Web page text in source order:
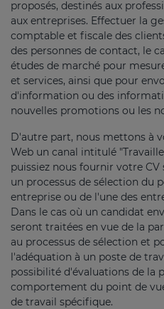
proposés, destinés aux
aux entreprises. Effectuer la
comptable et fiscale des
des personnes de contact, le
études de marché pour
et services, ainsi que pour
d'information ou des
nouvelles promotions ou les
D'autre part, nous mettons à
Web un canal intitulé
puissiez nous fournir votre
un processus de sélection du
entreprise ou de l'une des
Dans le cas où un candidat
seront traitées en vue de la
au processus de sélection et
l'adéquation à un poste de
possibilité d'évaluations de la
comportement du point de
de travail spécifique.